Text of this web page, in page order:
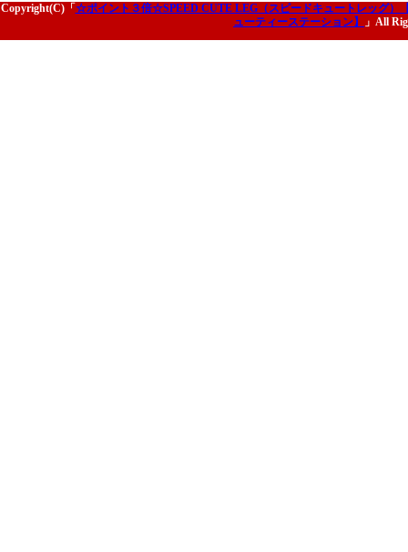
Copyright(C)「 ☆ポイント３倍☆SPEED CUTE LEG（スピードキュートレッグ
ューティーステーション】
」All